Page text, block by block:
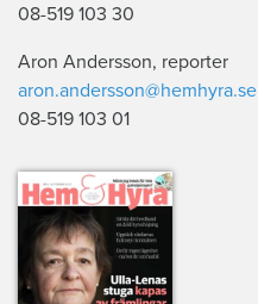
08-519 103 30
Aron Andersson, reporter
aron.andersson@hemhyra.se
08-519 103 01